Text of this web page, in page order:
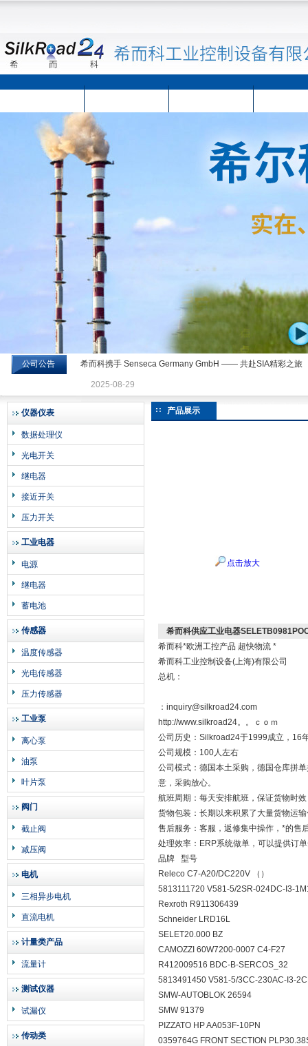
希而科工业控制设备有限公司
公司公告 希而科携手 Senseca Germany GmbH —— 共赴SIA精彩之旅
2025-08-29
仪器仪表
数据处理仪
光电开关
继电器
接近开关
压力开关
工业电器
电源
继电器
蓄电池
传感器
温度传感器
光电传感器
压力传感器
工业泵
离心泵
油泵
叶片泵
阀门
截止阀
减压阀
电机
三相异步电机
直流电机
计量类产品
流量计
测试仪器
试漏仪
传动类
产品展示
点击放大
希而科供应工业电器
希而科*欧洲工控产品 超快物流 *
希而科工业控制设备(上海)有限公司
总机：
：inquiry@silkroad24.com
http://www.silkroad24。。ｃｏｍ
公司历史：Silkroad24于1999成立，16
公司规模：100人左右
公司模式：德国本土采购，德国仓库拼
意，采购放心。
航班周期：每天安排航班，保证货物时
货物包装：长期以来积累了大量货物运
售后服务：客服，返修集中操作，*的售
处理效率：ERP系统做单，可以提供订
品牌 型号
Releco C7-A20/DC220V （）
5813111720 V581-5/2SR-024DC-I3-
Rexroth R911306439
Schneider LRD16L
SELET20.000 BZ
CAMOZZI 60W7200-0007 C4-F27
R412009516 BDC-B-SERCOS_32
5813491450 V581-5/3CC-230AC-I3-
SMW-AUTOBLOK 26594
SMW 91379
PIZZATO HP AA053F-10PN
0359764G FRONT SECTION